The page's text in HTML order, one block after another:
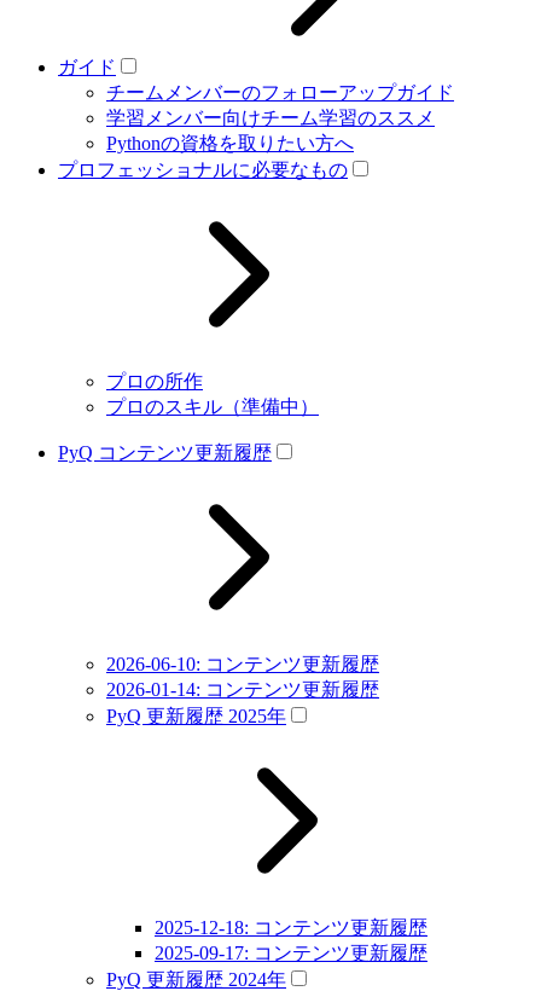
ガイド
チームメンバーのフォローアップガイド
学習メンバー向けチーム学習のススメ
Pythonの資格を取りたい方へ
プロフェッショナルに必要なもの
プロの所作
プロのスキル（準備中）
PyQ コンテンツ更新履歴
2026-06-10: コンテンツ更新履歴
2026-01-14: コンテンツ更新履歴
PyQ 更新履歴 2025年
2025-12-18: コンテンツ更新履歴
2025-09-17: コンテンツ更新履歴
PyQ 更新履歴 2024年